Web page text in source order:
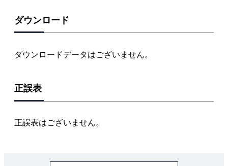
ダウンロード
ダウンロードデータはございません。
正誤表
正誤表はございません。